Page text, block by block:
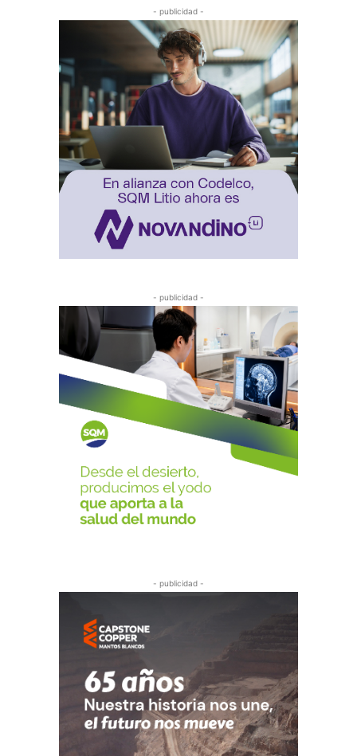
- publicidad -
- publicidad -
- publicidad -